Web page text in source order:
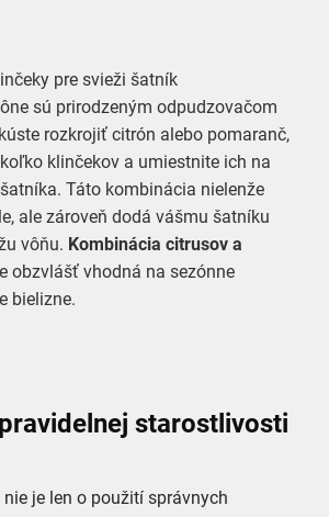
pre svieži šatník
sú prirodzeným odpudzovačom
rozkrojiť citrón alebo pomaranč,
klinčekov a umiestnite ich na
Táto kombinácia nielenže
ale zároveň dodá vášmu šatníku
vôňu. Kombinácia citrusov a
obzvlášť vhodná na sezónne
bielizne.
starostlivosti
je len o použití správnych